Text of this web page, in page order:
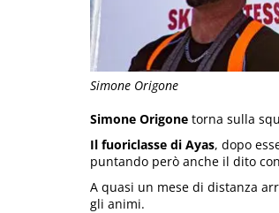
Simone Origone
Simone Origone torna sulla
Il fuoriclasse di Ayas, dopo
puntando però anche il dito
A quasi un mese di distanza
gli animi.